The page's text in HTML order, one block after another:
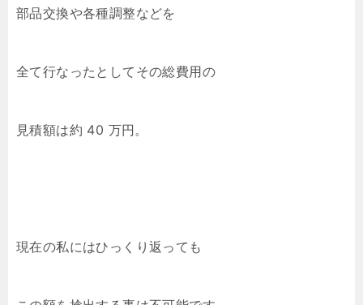
部品交換や各種調整などを
全て行なったとしてその総費用の
見積額は約 40 万円。
現在の私にはひっくり返っても